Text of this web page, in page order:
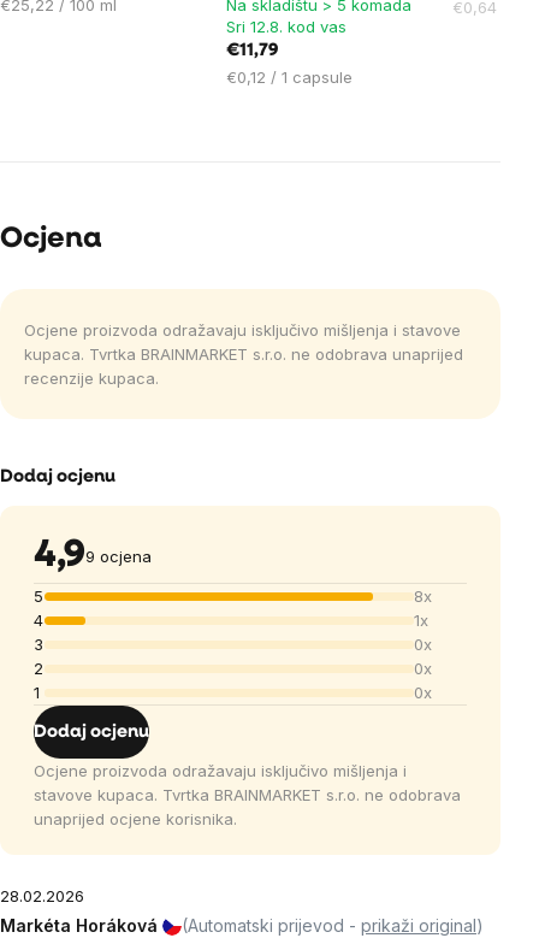
Cijena
€25,22 / 100 ml
Na skladištu > 5 komada
Sri 12.8. kod vas
€11,79
Cijena
€0,12 / 1 capsule
Cijena
€0,64 / 1
Ocjena
Ocjene proizvoda odražavaju isključivo mišljenja i stavove
kupaca. Tvrtka BRAINMARKET s.r.o. ne odobrava unaprijed
recenzije kupaca.
Dodaj ocjenu
4,99 ocjena
5
8x
4
1x
3
0x
2
0x
1
0x
Dodaj ocjenu
Ocjene proizvoda odražavaju isključivo mišljenja i
stavove kupaca. Tvrtka BRAINMARKET s.r.o. ne odobrava
unaprijed ocjene korisnika.
28.02.2026
Markéta Horáková (Automatski prijevod - prikaži original)